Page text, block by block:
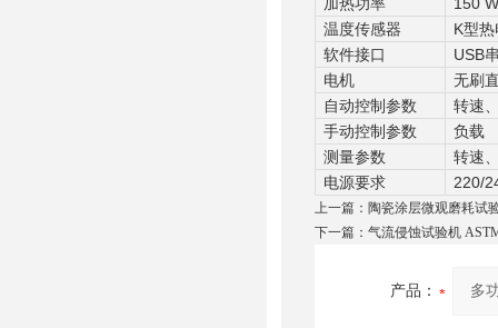
温度传感器
K型
软件接口
USB
电机
无刷
自动控制参数
转速
手动控制参数
负载
测量参数
转速
电源要求
220/
上一篇： 陶瓷涂层微观磨耗试
下一篇： 气流侵蚀试验机
产品：